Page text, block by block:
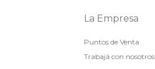
La Empresa
Puntos de Venta
Trabajá con nosotros